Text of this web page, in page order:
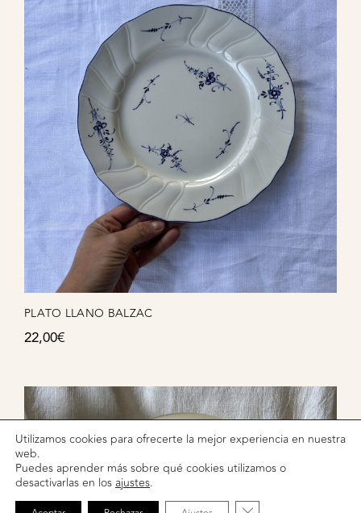
PLATO LLANO BALZAC
22,00€
Utilizamos cookies para ofrecerte la mejor experiencia en nuestra
web.
Puedes aprender más sobre qué cookies utilizamos o
desactivarlas en los ajustes.